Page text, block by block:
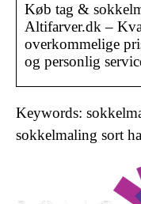
Køb tag &
Altifarver.dk –
overkommelige
og personlig
Keywords:
sokkelmaling sort